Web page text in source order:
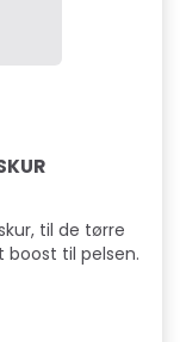
til de tørre
boost til pelsen.